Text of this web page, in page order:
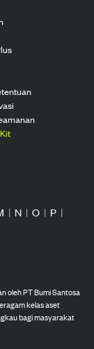
| N | O | P |
oleh PT Bumi Santosa
kelas aset
bagi masyarakat